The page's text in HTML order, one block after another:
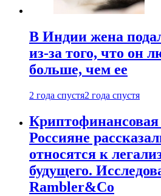
В Индии жена
из-за того, что он
больше, чем ее
2 года спустя2 года спустя
Криптофинансовая
Россияне
относятся к
будущего.
Rambler&Co